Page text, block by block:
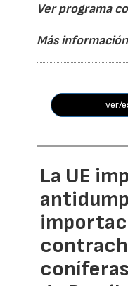
Ver programa
Más
ver/
La UE